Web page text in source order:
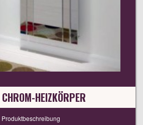
HEIZKÖRPER
Produktbeschreibung